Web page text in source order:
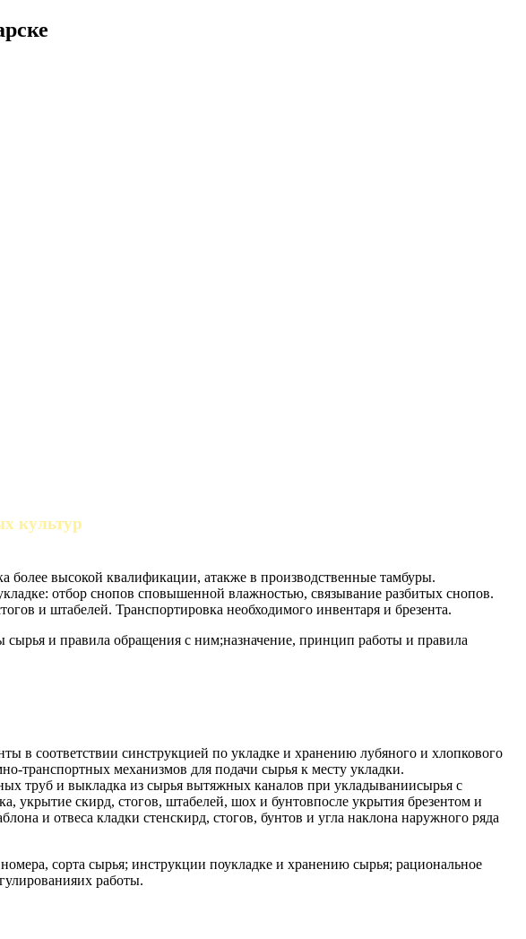
культур
более высокой квалификации, атакже в производственные тамбуры.
отбор снопов сповышенной влажностью, связывание разбитых снопов.
и штабелей. Транспортировка необходимого инвентаря и брезента.
и правила обращения с ним;назначение, принцип работы и правила
в соответствии синструкцией по укладке и хранению лубяного и хлопкового
транспортных механизмов для подачи сырья к месту укладки.
труб и выкладка из сырья вытяжных каналов при укладываниисырья с
укрытие скирд, стогов, штабелей, шох и бунтовпосле укрытия брезентом и
и отвеса кладки стенскирд, стогов, бунтов и угла наклона наружного ряда
сорта сырья; инструкции поукладке и хранению сырья; рациональное
работы.